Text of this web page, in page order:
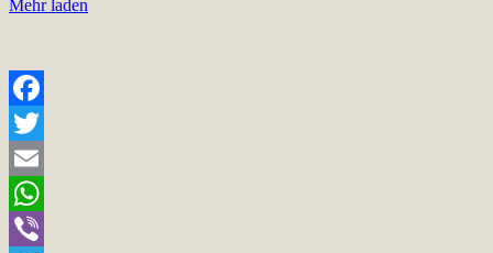
Mehr laden
Facebook
Twitter
Email
WhatsApp